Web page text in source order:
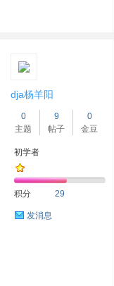
dja杨羊阳
0
主题
9
帖子
0
金豆
初学者
积分 29
发消息